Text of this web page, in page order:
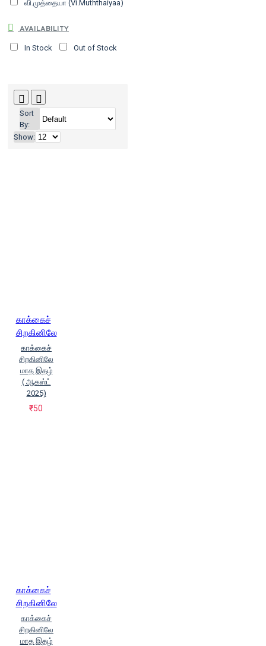
வி.முத்தையா (Vi.Muththaiyaa)
AVAILABILITY
In Stock Out of Stock
Sort
By:
Show:
காக்கைச்
சிறகினிலே
காக்கைச்
சிறகினிலே
மாத இதழ்
( ஆகஸ்ட்
2025)
₹50
காக்கைச்
சிறகினிலே
காக்கைச்
சிறகினிலே
மாத இதழ்